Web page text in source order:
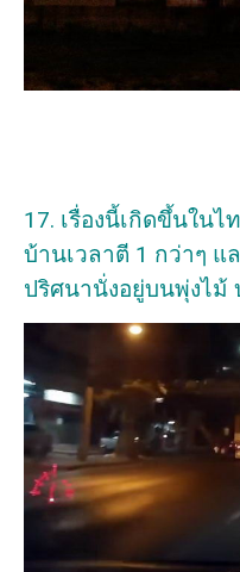
17. เรื่องนี้เกิดขึ้นใน
บ้านเวลาตี 1 กว่าๆ แ
ปริศนานั่งอยู่บนพุ่งไม้